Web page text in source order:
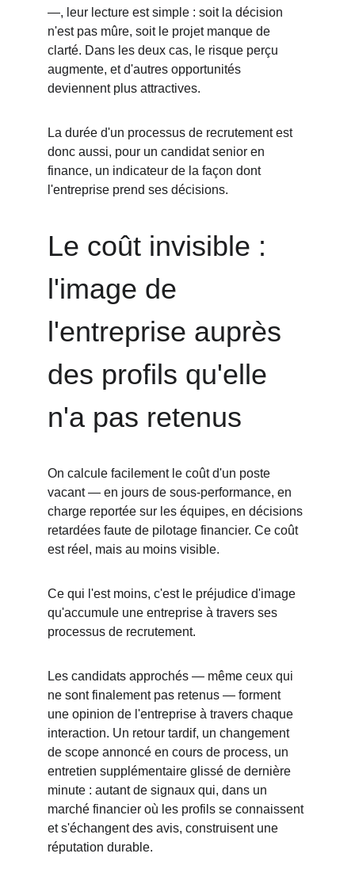
—, leur lecture est simple : soit la décision
n'est pas mûre, soit le projet manque de
clarté. Dans les deux cas, le risque perçu
augmente, et d'autres opportunités
deviennent plus attractives.
La durée d'un processus de recrutement est
donc aussi, pour un candidat senior en
finance, un indicateur de la façon dont
l'entreprise prend ses décisions.
Le coût invisible :
l'image de
l'entreprise auprès
des profils qu'elle
n'a pas retenus
On calcule facilement le coût d'un poste
vacant — en jours de sous-performance, en
charge reportée sur les équipes, en décisions
retardées faute de pilotage financier. Ce coût
est réel, mais au moins visible.
Ce qui l'est moins, c'est le préjudice d'image
qu'accumule une entreprise à travers ses
processus de recrutement.
Les candidats approchés — même ceux qui
ne sont finalement pas retenus — forment
une opinion de l'entreprise à travers chaque
interaction. Un retour tardif, un changement
de scope annoncé en cours de process, un
entretien supplémentaire glissé de dernière
minute : autant de signaux qui, dans un
marché financier où les profils se connaissent
et s'échangent des avis, construisent une
réputation durable.